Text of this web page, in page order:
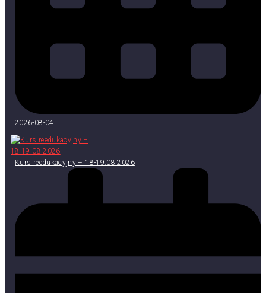
2026-08-04
Kurs reedukacyjny – 18-19.08.2026